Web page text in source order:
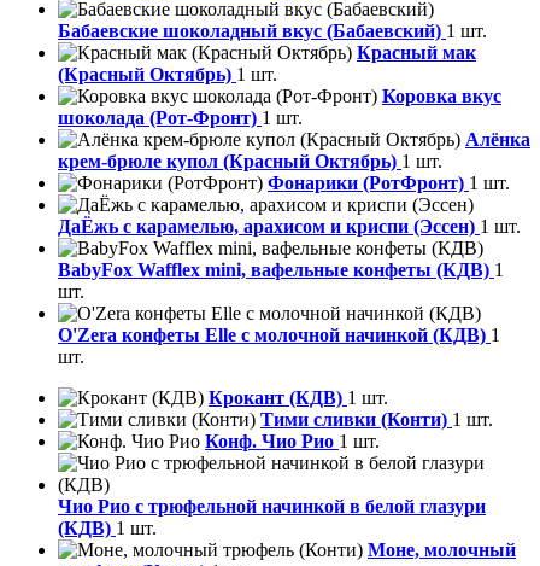
Бабаевские шоколадный вкус (Бабаевский) 1 шт.
Красный мак
(Красный Октябрь) 1 шт.
Коровка вкус
шоколада (Рот-Фронт) 1 шт.
Алёнка
крем-брюле купол (Красный Октябрь) 1 шт.
Фонарики (РотФронт) 1 шт.
ДаЁжь с карамелью, арахисом и криспи (Эссен) 1 шт.
BabyFox Wafflex mini, вафельные конфеты (КДВ) 1
шт.
O'Zera конфеты Elle с молочной начинкой (КДВ) 1
шт.
Крокант (КДВ) 1 шт.
Тими сливки (Конти) 1 шт.
Конф. Чио Рио 1 шт.
Чио Рио с трюфельной начинкой в белой глазури
(КДВ) 1 шт.
Моне, молочный